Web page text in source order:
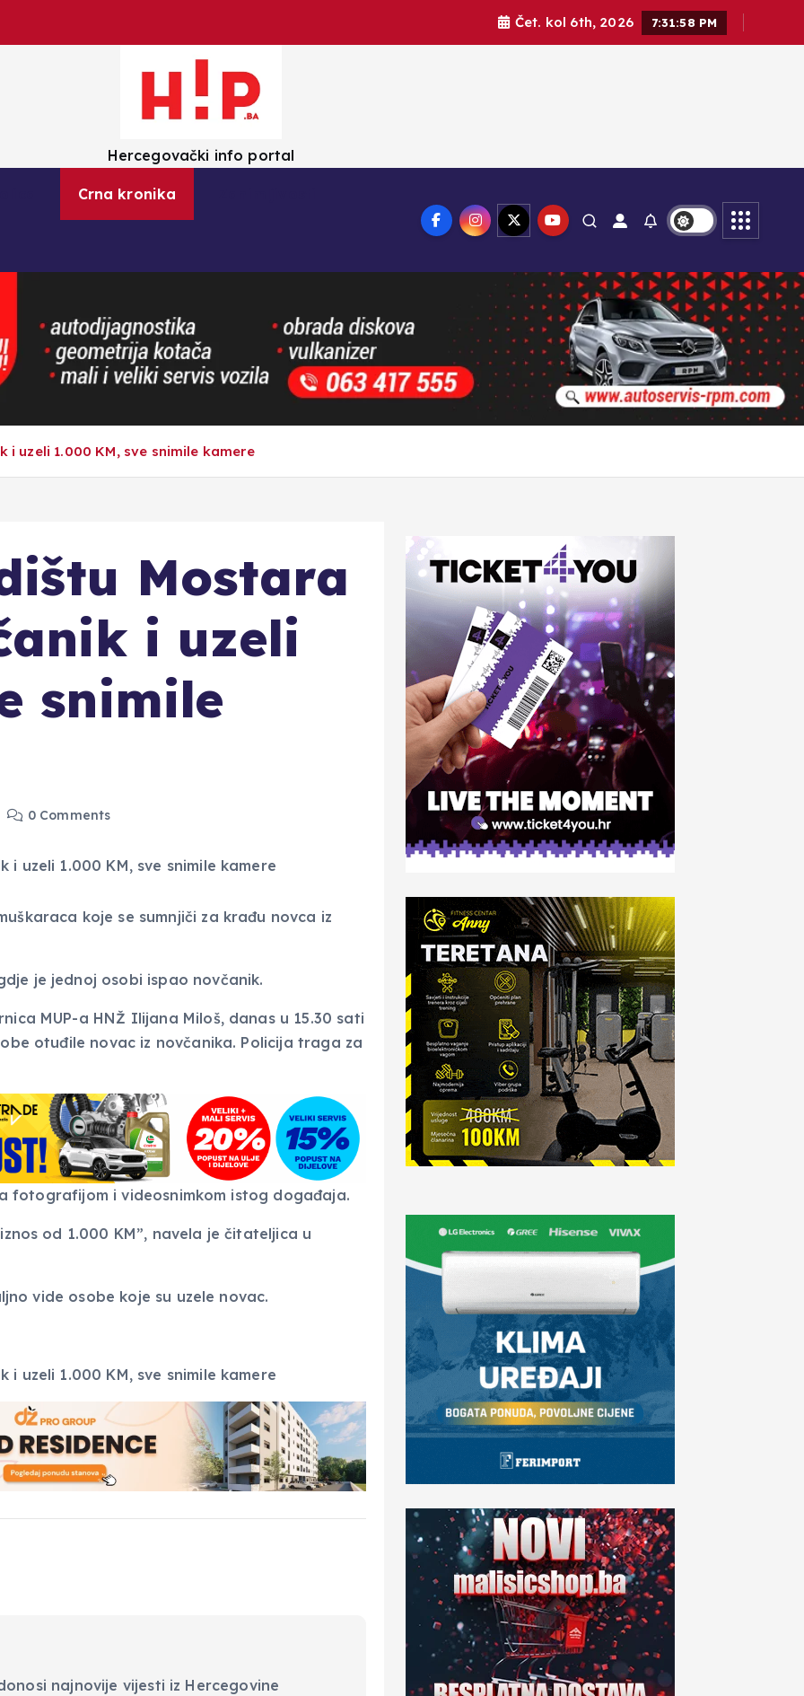
Čet. kol 6th, 2026 7:32:00 PM
Hercegovački info portal
Crna kronika
uzeli 1.000 KM, sve snimile kamere
Mostara
i uzeli
snimile
0 Comments
koje se sumnjiči za krađu novca iz
je jednoj osobi ispao novčanik.
MUP-a HNŽ Ilijana Miloš, danas u 15.30 sati
otuđile novac iz novčanika. Policija traga za
fotografijom i videosnimkom istog događaja.
od 1.000 KM”, navela je čitateljica u
vide osobe koje su uzele novac.
najnovije vijesti iz Hercegovine